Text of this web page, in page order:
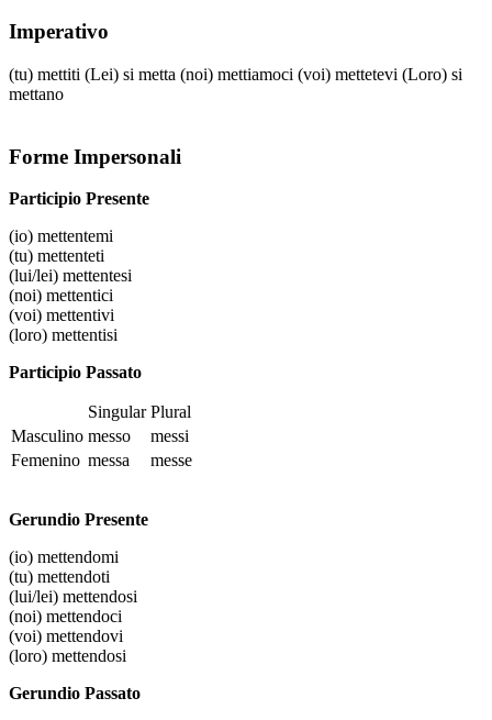
Imperativo
(tu) mettiti (Lei) si metta (noi) mettiamoci (voi) mettetevi (Loro) si
mettano
Forme Impersonali
Participio Presente
(io) mettentemi
(tu) mettenteti
(lui/lei) mettentesi
(noi) mettentici
(voi) mettentivi
(loro) mettentisi
Participio Passato
Singular Plural
Masculino messo
messi
Femenino messa messe
Gerundio Presente
(io) mettendomi
(tu) mettendoti
(lui/lei) mettendosi
(noi) mettendoci
(voi) mettendovi
(loro) mettendosi
Gerundio Passato